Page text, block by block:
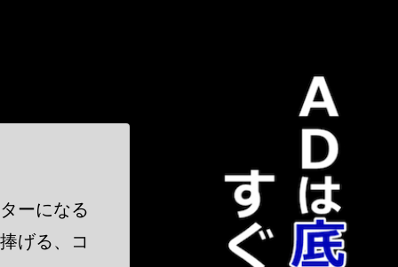
ーになる
げる、コ